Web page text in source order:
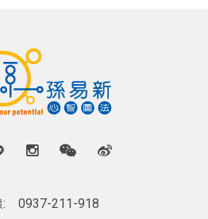
0937-211-918